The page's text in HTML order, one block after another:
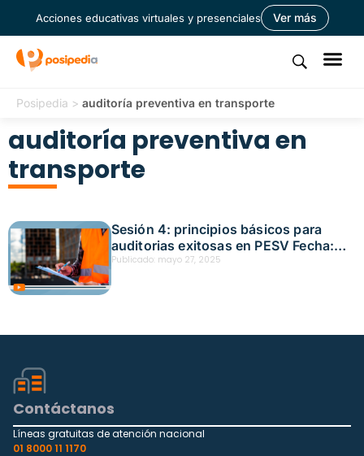
Acciones educativas virtuales y presenciales Ver más
Posipedia > auditoría preventiva en transporte
auditoría preventiva en
transporte
Sesión 4: principios básicos para
auditorias exitosas en PESV Fecha:
mayo 7, 2025
Publicado: mayo 27, 2025
Contáctanos
Líneas gratuitas de atención nacional
01 8000 11 1170